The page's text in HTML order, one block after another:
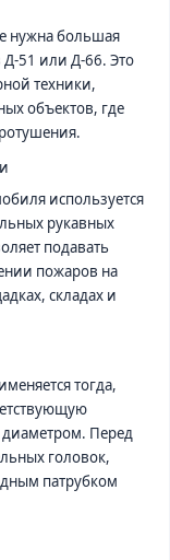
нужна большая
Д-51 или Д-66. Это
техники,
объектов, где
используется
рукавных
подавать
пожаров на
складах и
тогда,
диаметром. Перед
головок,
патрубком